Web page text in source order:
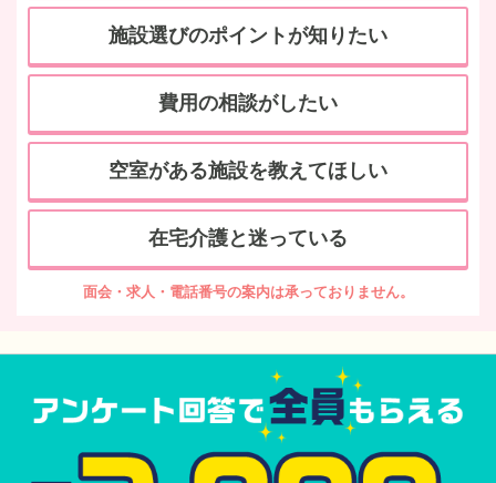
施設選びのポイントが知りたい
費用の相談がしたい
空室がある施設を教えてほしい
在宅介護と迷っている
面会・求人・電話番号の案内は承っておりません。